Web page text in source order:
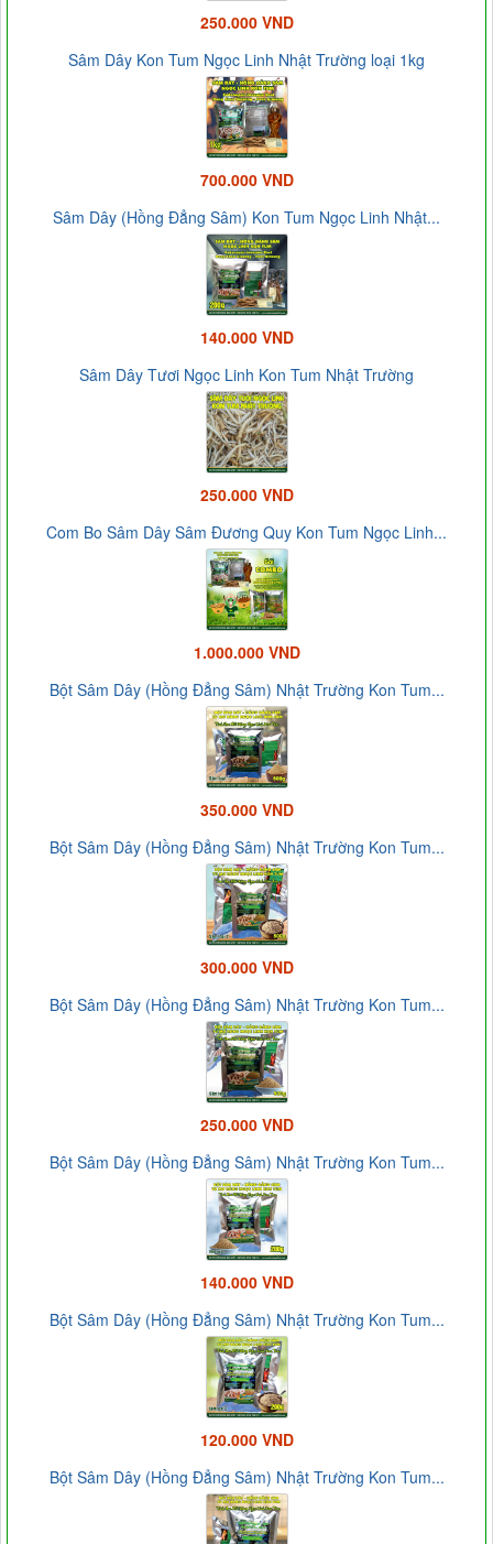
250.000 VND
Sâm Dây Kon Tum Ngọc Linh Nhật Trường loại 1kg
700.000 VND
Sâm Dây (Hồng Đẳng Sâm) Kon Tum Ngọc Linh Nhật...
140.000 VND
Sâm Dây Tươi Ngọc Linh Kon Tum Nhật Trường
250.000 VND
Com Bo Sâm Dây Sâm Đương Quy Kon Tum Ngọc Linh...
1.000.000 VND
Bột Sâm Dây (Hồng Đẳng Sâm) Nhật Trường Kon Tum...
350.000 VND
Bột Sâm Dây (Hồng Đẳng Sâm) Nhật Trường Kon Tum...
300.000 VND
Bột Sâm Dây (Hồng Đẳng Sâm) Nhật Trường Kon Tum...
250.000 VND
Bột Sâm Dây (Hồng Đẳng Sâm) Nhật Trường Kon Tum...
140.000 VND
Bột Sâm Dây (Hồng Đẳng Sâm) Nhật Trường Kon Tum...
120.000 VND
Bột Sâm Dây (Hồng Đẳng Sâm) Nhật Trường Kon Tum...